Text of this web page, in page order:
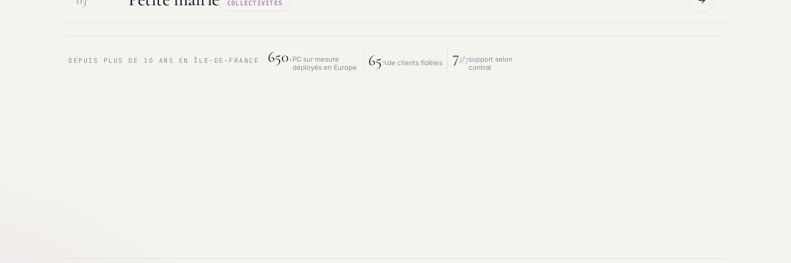
Maintenance & infogérance PC sur mesure
COLLECTIVITÉS
DEPUIS PLUS DE 10 ANS EN ÎLE-DE-FRANCE
650+PC sur mesure
déployés en Europe
65%de clients fidèles 7j/7support selon
contrat